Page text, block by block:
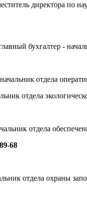
директора по
бухгалтер -
отдела
отдела
отдела
68
отдела охраны